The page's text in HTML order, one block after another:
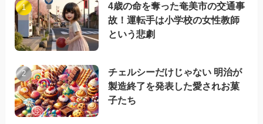
4歳の命を奪った奄美市の交通事
故！運転手は小学校の女性教師
という悲劇
チェルシーだけじゃない 明治が
製造終了を発表した愛されお菓
子たち